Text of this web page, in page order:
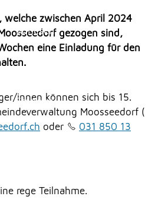
Vorlesen
Vorlesen starten
Stoppen
welche zwischen April 2024
gezogen sind,
eine Einladung für den
innen können sich bis 15.
Moosseedorf (
d rf ch oder
031 850 13
rege Teilnahme.